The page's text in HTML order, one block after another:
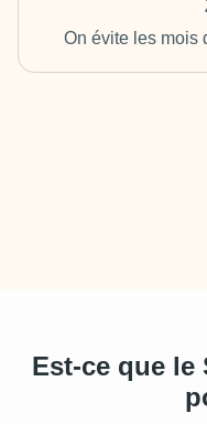
On évite les mois
Est-ce que le